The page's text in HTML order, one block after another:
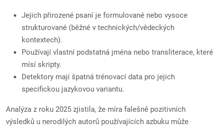
Jejich přirozené psaní je formulované nebo vysoce
strukturované (běžné v technických/vědeckých
kontextech).
Používají vlastní podstatná jména nebo transliterace, které
mísí skripty.
Detektory mají špatná trénovací data pro jejich
specifickou jazykovou variantu.
Analýza z roku 2025 zjistila, že míra falešně pozitivních
výsledků u nerodilých autorů používajících azbuku může